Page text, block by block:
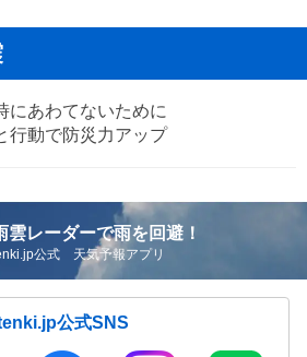
にあわてないために
行動で防災力アップ
雲レーダーで雨を回避！
公式 天気予報アプリ
公式SNS